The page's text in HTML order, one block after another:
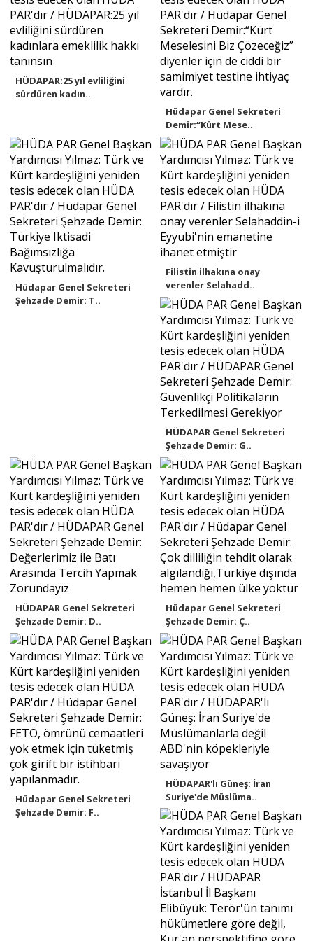
HÜDAPAR:25 yıl evliliğini
sürdüren kadın..
Hüdapar Genel Sekreteri
Demir:“Kürt Mese..
Hüdapar Genel Sekreteri
Şehzade Demir: T..
Filistin ilhakına onay
verenler Selahadd..
HÜDAPAR Genel Sekreteri
Şehzade Demir: G..
HÜDAPAR Genel Sekreteri
Şehzade Demir: D..
Hüdapar Genel Sekreteri
Şehzade Demir: Ç..
Hüdapar Genel Sekreteri
Şehzade Demir: F..
HÜDAPAR'lı Güneş: İran
Suriye'de Müslüma..